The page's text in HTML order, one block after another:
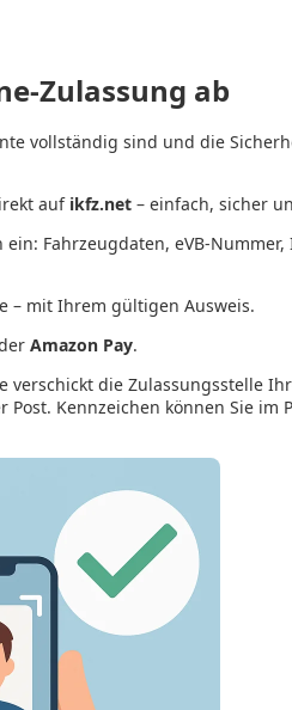
Zulassung ab
vollständig sind und die
auf ikfz.net – einfach, sicher
Fahrzeugdaten, eVB-
– mit Ihrem gültigen Ausweis.
Amazon Pay.
verschickt die Zulassungsstelle
Kennzeichen können Sie im